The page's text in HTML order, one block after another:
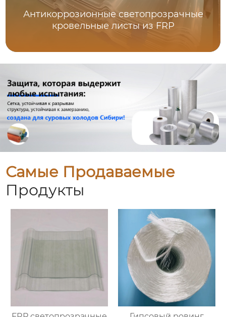
Антикоррозионные светопрозрачные
кровельные листы из FRP
Самые Продаваемые
Продукты